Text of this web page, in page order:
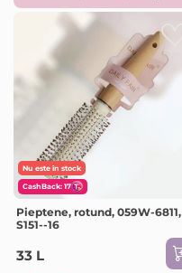
Nu este în stock
CashBack: 17
Pieptene, rotund, 059W-6811,
S151--16
33 L